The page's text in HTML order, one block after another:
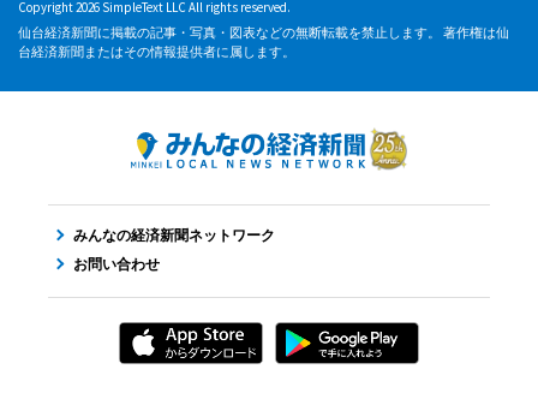
Copyright 2026 SimpleText LLC All rights reserved.
仙台経済新聞に掲載の記事・写真・図表などの無断転載を禁止します。 著作権は仙
台経済新聞またはその情報提供者に属します。
みんなの経済新聞ネットワーク
お問い合わせ